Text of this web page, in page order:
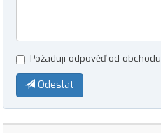
Požaduji odpověď od obchodu
Odeslat